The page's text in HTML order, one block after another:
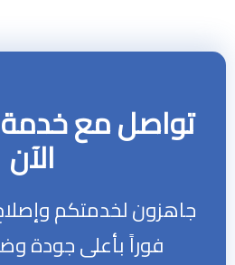
تواصل مع
الآن
فوراً بأعلى جودة